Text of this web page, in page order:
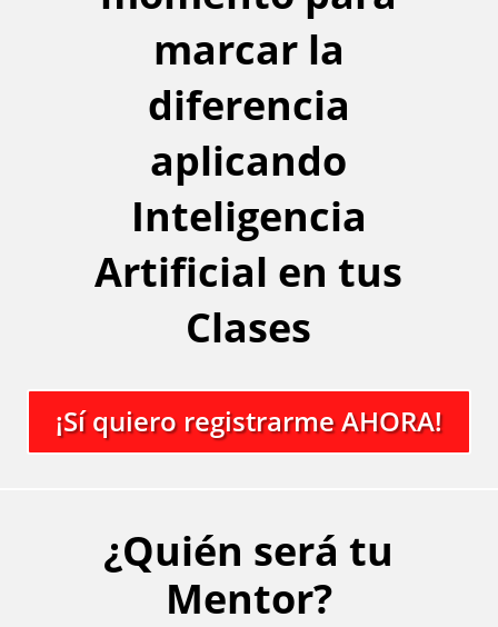
marcar la
diferencia
aplicando
Inteligencia
Artificial en tus
Clases
¡Sí quiero registrarme AHORA!
¿Quién será tu
Mentor?